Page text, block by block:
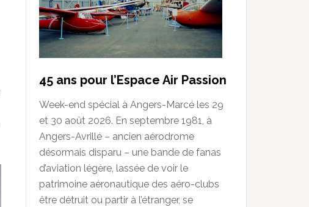
45 ans pour l’Espace Air Passion
Week-end spécial à Angers-Marcé les 29
et 30 août 2026. En septembre 1981, à
Angers-Avrillé – ancien aérodrome
désormais disparu – une bande de fanas
d’aviation légère, lassée de voir le
patrimoine aéronautique des aéro-clubs
être détruit ou partir à l’étranger, se